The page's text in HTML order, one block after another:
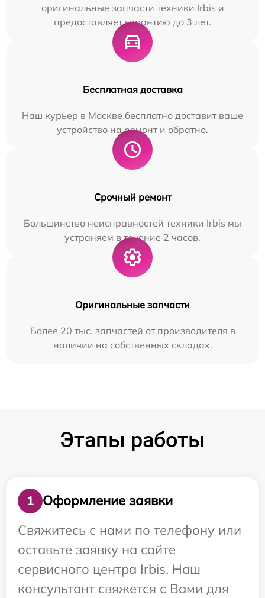
оригинальные запчасти техники Irbis и
предоставляет гарантию до 3 лет.
Бесплатная доставка
Наш курьер в Москве бесплатно доставит ваше
устройство на ремонт и обратно.
Срочный ремонт
Большинство неисправностей техники Irbis мы
устраняем в течение 2 часов.
Оригинальные запчасти
Более 20 тыс. запчастей от производителя в
наличии на собственных складах.
Этапы работы
1
Оформление заявки
Свяжитесь с нами по телефону или
оставьте заявку на сайте
сервисного центра Irbis. Наш
консультант свяжется с Вами для